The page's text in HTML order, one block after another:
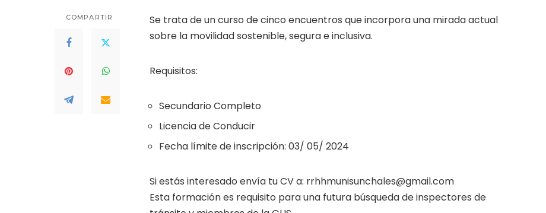
COMPARTIR
Se trata de un curso de cinco encuentros que incorpora una mirada actual
sobre la movilidad sostenible, segura e inclusiva.
Requisitos:
Secundario Completo
Licencia de Conducir
Fecha límite de inscripción: 03/ 05/ 2024
Si estás interesado envía tu CV a: rrhhmunisunchales@gmail.com
Esta formación es requisito para una futura búsqueda de inspectores de